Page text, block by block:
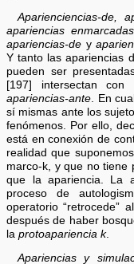
Aparienciencias-de,
apariencias
apariencias-de y
Y tanto las apariencias
pueden ser
[197] intersectan
apariencias-ante . En
sí mismas ante los
fenómenos. Por ello,
está en conexión de
realidad que
marco-k, y que no tiene
que la apariencia. La
proceso de
operatorio “retrocede”
después de haber
laprotoapariencia k.
Apariencias y